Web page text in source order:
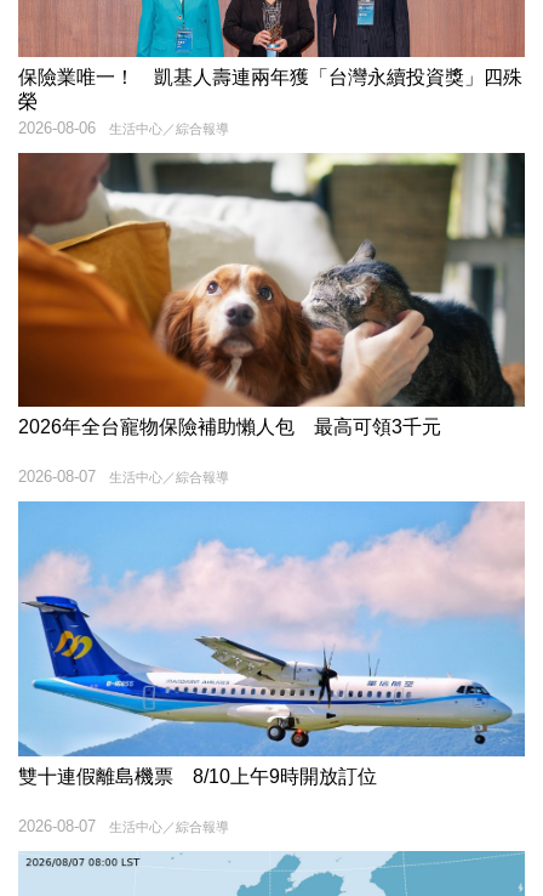
保險業唯一！ 凱基人壽連兩年獲「台灣永續投資獎」四殊
榮
生活中心／綜合報導
2026-08-06
2026年全台寵物保險補助懶人包 最高可領3千元
生活中心／綜合報導
2026-08-07
雙十連假離島機票 8/10上午9時開放訂位
生活中心／綜合報導
2026-08-07